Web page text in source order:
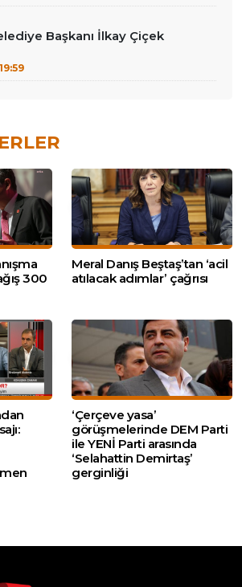
Başkanı İlkay Çiçek
19:59
300
Meral Danış Beştaş’tan ‘acil
atılacak adımlar’ çağrısı
‘Çerçeve yasa’
görüşmelerinde DEM Parti
ile YENİ Parti arasında
‘Selahattin Demirtaş’
gerginliği